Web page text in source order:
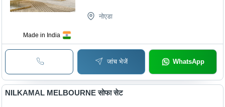
Made in India
नोएडा
जांच भेजें WhatsApp
NILKAMAL MELBOURNE सोफा सेट